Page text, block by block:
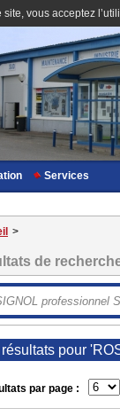
vous acceptez
Services
>
de
résultats pour
par page :